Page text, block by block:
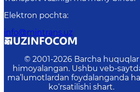
Elektron pochta:
info@mintrans.uz
© 2001-2026 Barcha huquqlar
himoyalangan. Ushbu veb-
ma’lumotlardan foydalanganda
ko‘rsatilishi shart.